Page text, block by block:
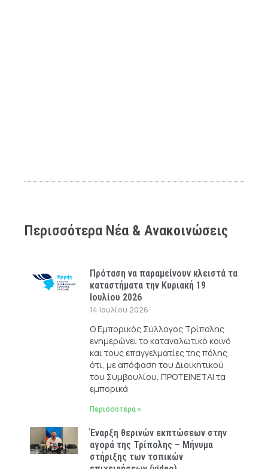
Περισσότερα Νέα & Ανακοινώσεις
Πρόταση να παραμείνουν κλειστά τα
καταστήματα την Κυριακή 19
Ιουλίου 2026
14 Ιουλίου 2026
Ο Εμπορικός Σύλλογος Τρίπολης
ενημερώνει το καταναλωτικό κοινό
και τους επαγγελματίες της πόλης
ότι, με απόφαση του Διοικητικού
του Συμβουλίου, ΠΡΟΤΕΙΝΕΤΑΙ τα
εμπορικά
Περισσότερα »
Έναρξη θερινών εκπτώσεων στην
αγορά της Τρίπολης – Μήνυμα
στήριξης των τοπικών